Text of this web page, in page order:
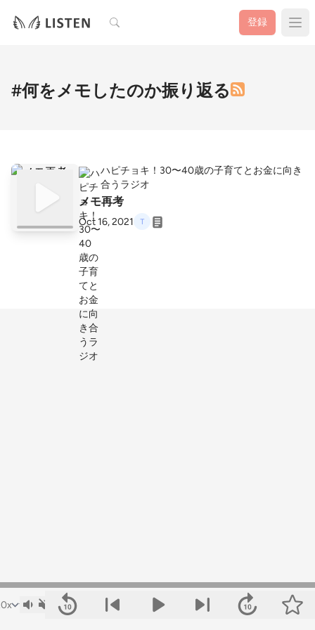
検索 登録
#何をメモしたのか振り返る
ハピチョキ！30〜40歳の子育てとお金に向き
合うラジオ
メモ再考
Oct 16, 2021